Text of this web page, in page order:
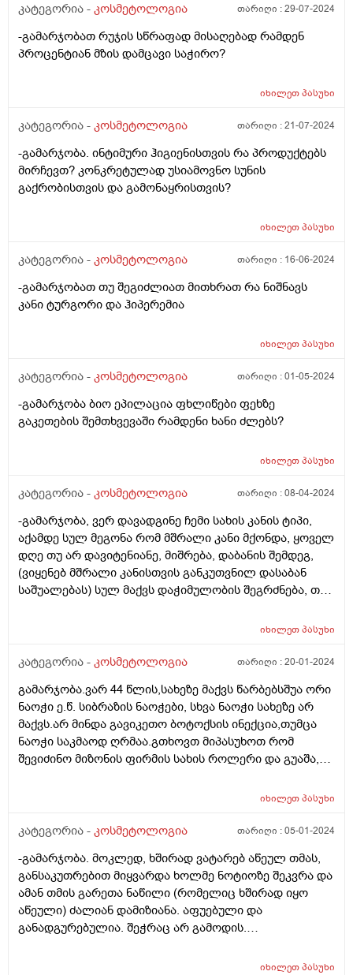
კატეგორია - კოსმეტოლოგია თარიღი :29-07-2024
-გამარჯობათ რუჯის სწრაფად მისაღებად რამდენ
პროცენტიან მზის დამცავი საჭირო?
იხილეთპასუხი
კატეგორია - კოსმეტოლოგია თარიღი :21-07-2024
-გამარჯობა. ინტიმური ჰიგიენისთვის რა პროდუქტებს
მირჩევთ? კონკრეტულად უსიამოვნო სუნის
გაქრობისთვის და გამონაყრისთვის?
იხილეთპასუხი
კატეგორია - კოსმეტოლოგია თარიღი : 16-06-2024
-გამარჯობათ თუ შეგიძლიათ მითხრათ რა ნიშნავს
კანი ტურგორი და ჰიპერემია
იხილეთპასუხი
კატეგორია - კოსმეტოლოგია თარიღი :01-05-2024
-გამარჯობა ბიო ეპილაცია ფხლიწები ფეხზე
გაკეთების შემთხვევაში რამდენი ხანი ძლებს?
იხილეთპასუხი
კატეგორია - კოსმეტოლოგია თარიღი :08-04-2024
-გამარჯობა, ვერ დავადგინე ჩემი სახის კანის ტიპი,
აქამდე სულ მეგონა რომ მშრალი კანი მქონდა, ყოველ
დღე თუ არ დავიტენიანე, მიშრება, დაბანის შემდეგ,
(ვიყენებ მშრალი კანისთვის განკუთვნილ დასაბან
საშუალებას) სულ მაქვს დაჭიმულობის შეგრძნება, თუ
კანი და ამ დაჭიმულობას ვგრძნობ ყველგან, შუბლზეც
როგორც ვიცი ეს ცხიმიანი კანისთვისაა
არსად არ მაქვს, თუ არ დავიტენიანე სულ
გამომშრალია ჩემი კანი. პერიოდულად გამომდის
შუბლზე ან სხვა ადგილებში აკნესთვის
დამახასიათებელი თითო გამონყარი, რასთან მაქვს
საქმე და არასწორად ვუვლი მშრალი კანისთვის რომ
იხილეთპასუხი
კატეგორია - კოსმეტოლოგია თარიღი :20-01-2024
გამარჯობა.ვარ 44 წლის,სახეზე მაქვს წარბებსშუა ორი
ნაოჭი ე.წ. სიბრაზის ნაოჭები, სხვა ნაოჭი სახეზე არ
მაქვს.არ მინდა გავიკეთო ბოტოქსის ინექცია,თუმცა
ნაოჭი საკმაოდ ღრმაა.გთხოვთ მიპასუხოთ რომ
შევიძინო მიზონის ფირმის სახის როლერი და გუაშა,
ინტენსიური გამოყენებით? ცოტა მაინც..თუ არ აქვს
იხილეთპასუხი
კატეგორია - კოსმეტოლოგია თარიღი :05-01-2024
-გამარჯობა. მოკლედ, ხშირად ვატარებ აწეულ თმას,
განსაკუთრებით მიყვარდა ხოლმე ნოტიოზე შეკვრა და
ამან თმის გარეთა ნაწილი (რომელიც ხშირად იყო
აწეული) ძალიან დამიზიანა. აფუებული და
განადგურებულია. შეჭრაც არ გამოდის.
ჟელატინის ნიღაბი და ასევე კვერცხის გულისიხილეთპასუხი